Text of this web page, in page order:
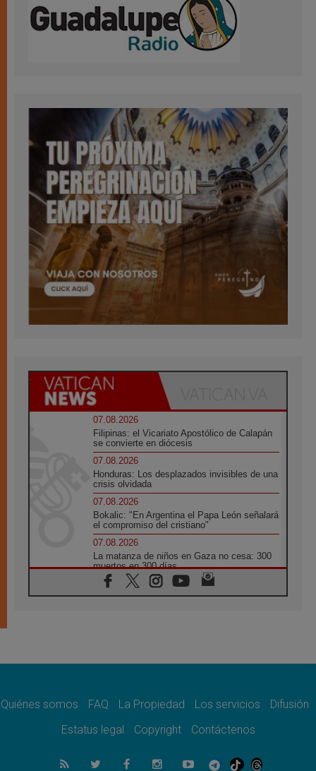
07.08.2026
Filipinas: el Vicariato Apostólico de Calapán
se convierte en diócesis
07.08.2026
Honduras: Los desplazados invisibles de una
crisis olvidada
07.08.2026
Bokalic: "En Argentina el Papa León señalará
el compromiso del cristiano"
07.08.2026
La matanza de niños en Gaza no cesa: 300
muertos en 300 días
07.08.2026
Tagle: La guerra desfigura el mundo, solo la
como misión al servicio del Evangelio
SIGNIS 2026, dar voz a las religiosas en el
07.08.2026
Quiénes somos FAQ La Propiedad Los servicios
Difusión
Estatus legal
Copyright Contáctenos